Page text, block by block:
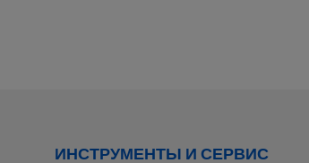
ИНСТРУМЕНТЫ И СЕРВИС